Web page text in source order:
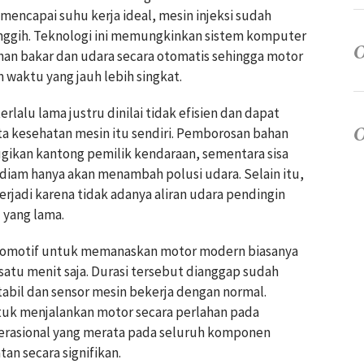
suhu kerja ideal, mesin injeksi sudah
Teknologi ini memungkinkan sistem komputer
bakar dan udara secara otomatis sehingga motor
waktu yang jauh lebih singkat.
lama justru dinilai tidak efisien dan dapat
mesin itu sendiri. Pemborosan bahan
kantong pemilik kendaraan, sementara sisa
hanya akan menambah polusi udara. Selain itu,
karena tidak adanya aliran udara pendingin
lama.
untuk memanaskan motor modern biasanya
menit saja. Durasi tersebut dianggap sudah
dan sensor mesin bekerja dengan normal.
menjalankan motor secara perlahan pada
yang merata pada seluruh komponen
secara signifikan.